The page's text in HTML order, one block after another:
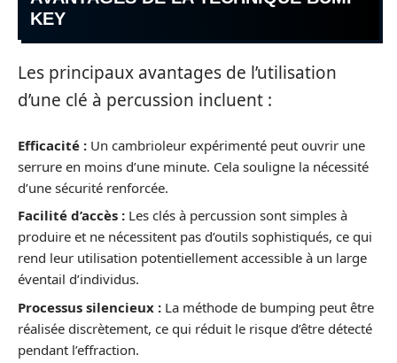
KEY
Les principaux avantages de l’utilisation
d’une clé à percussion incluent :
Efficacité : Un cambrioleur expérimenté peut ouvrir une
serrure en moins d’une minute. Cela souligne la nécessité
d’une sécurité renforcée.
Facilité d’accès : Les clés à percussion sont simples à
produire et ne nécessitent pas d’outils sophistiqués, ce qui
rend leur utilisation potentiellement accessible à un large
éventail d’individus.
Processus silencieux : La méthode de bumping peut être
réalisée discrètement, ce qui réduit le risque d’être détecté
pendant l’effraction.